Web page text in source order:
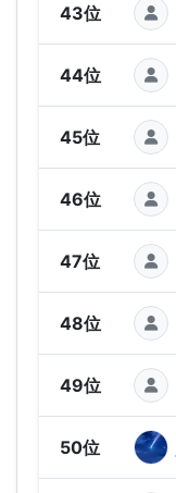
43位
44位
45位
46位
47位
48位
49位
50位